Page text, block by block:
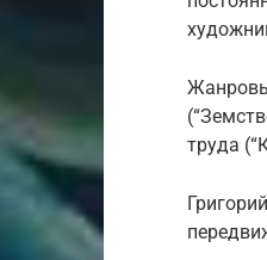
труда